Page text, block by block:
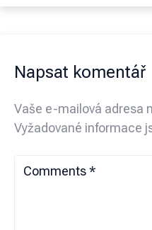
Napsat komentář
Vaše e-mailová adresa
Vyžadované informace